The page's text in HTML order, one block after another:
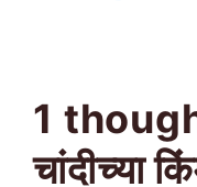
1
चांदीच्या